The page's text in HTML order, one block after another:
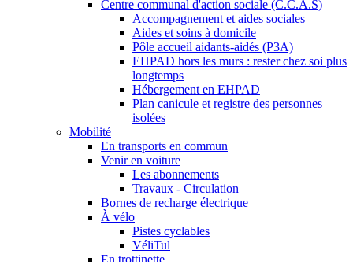
Centre communal d'action sociale (C.C.A.S)
Accompagnement et aides sociales
Aides et soins à domicile
Pôle accueil aidants-aidés (P3A)
EHPAD hors les murs : rester chez soi plus
longtemps
Hébergement en EHPAD
Plan canicule et registre des personnes
isolées
Mobilité
En transports en commun
Venir en voiture
Les abonnements
Travaux - Circulation
Bornes de recharge électrique
À vélo
Pistes cyclables
VéliTul
En trottinette